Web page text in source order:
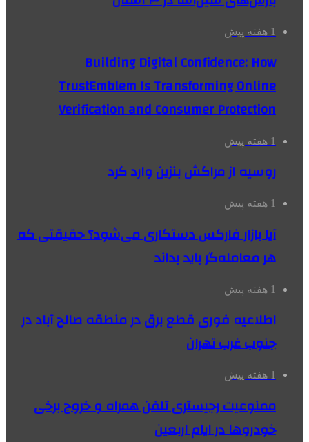
1 هفته پیش
Building Digital Confidence: How
TrustEmblem Is Transforming Online
Verification and Consumer Protection
1 هفته پیش
روسیه از مراکش بنزین وارد کرد
1 هفته پیش
آیا بازار فارکس دستکاری می‌شود؟ حقیقتی که
هر معامله‌گر باید بداند
1 هفته پیش
اطلاعیه فوری قطع برق در منطقه صالح آباد در
جنوب غرب تهران
1 هفته پیش
ممنوعیت رجیستری تلفن همراه و خروج برخی
خودروها در ایام اربعین